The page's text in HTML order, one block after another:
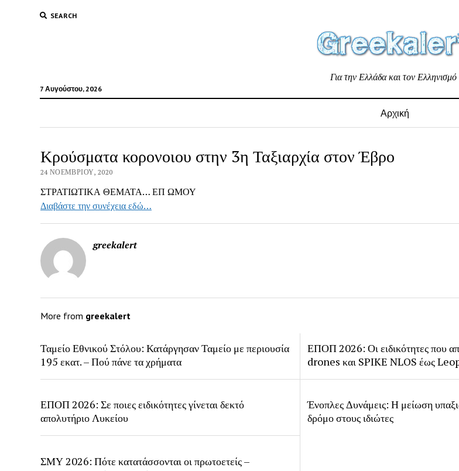
SEARCH
7 Αυγούστου, 2026
Για την Ελλάδα και τον Ελληνισμό
Αρχική
Κρούσματα κορονοιου στην 3η Ταξιαρχία στον Έβρο
24 ΝΟΕΜΒΡΊΟΥ, 2020
ΣΤΡΑΤΙΩΤΙΚΑ ΘΕΜΑΤΑ… ΕΠ ΩΜΟΥ
Διαβάστε την συνέχεια εδώ…
greekalert
More from greekalert
Ταμείο Εθνικού Στόλου: Κατάργησαν Ταμείο με περιουσία
195 εκατ. – Πού πάνε τα χρήματα
ΕΠΟΠ 2026: Οι ειδικότητες που
drones και SPIKE NLOS έως
ΕΠΟΠ 2026: Σε ποιες ειδικότητες γίνεται δεκτό
απολυτήριο Λυκείου
Ένοπλες Δυνάμεις: Η μείωση
δρόμο στους ιδιώτες
ΣΜΥ 2026: Πότε κατατάσσονται οι πρωτοετείς –